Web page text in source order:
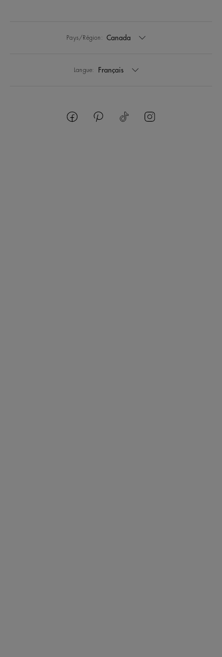
Pays/Région: Canada
Langue: Français